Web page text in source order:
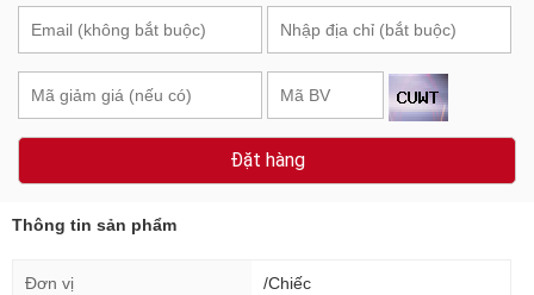
Đặt hàng
Thông tin sản phẩm
Đơn vị /Chiếc